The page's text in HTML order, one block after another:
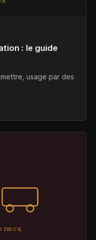
: le guide
usage par des